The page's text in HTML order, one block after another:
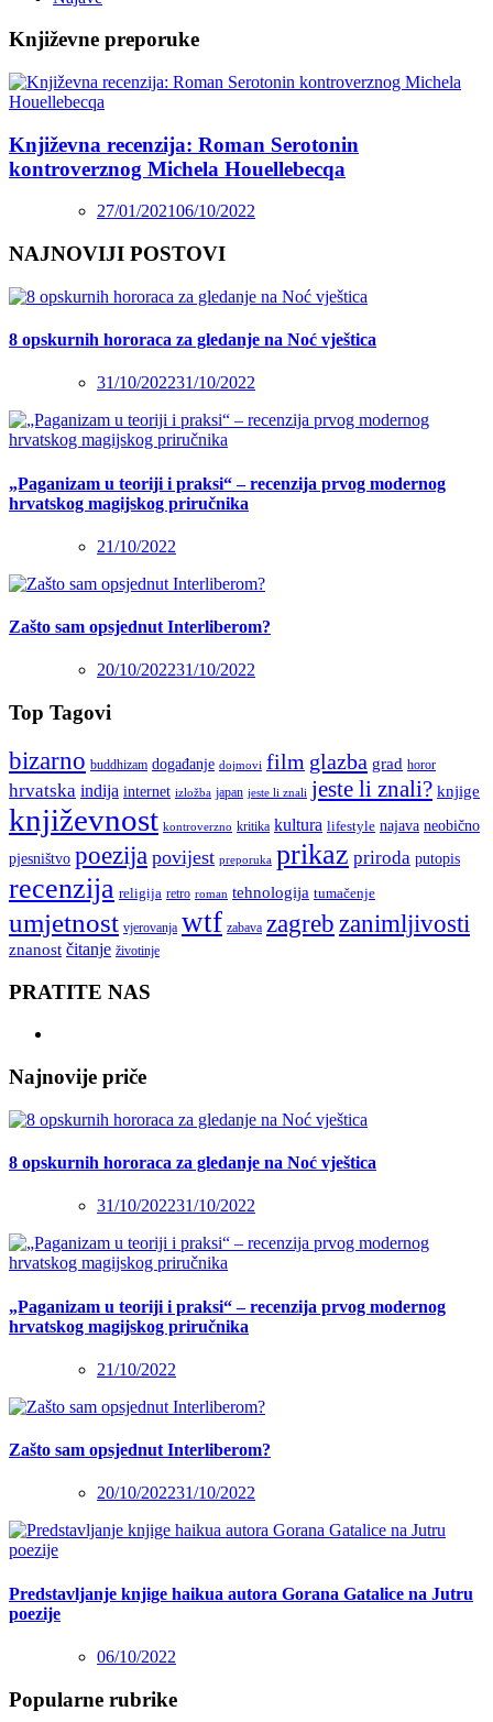
Književne preporuke
Književna recenzija: Roman Serotonin
kontroverznog Michela Houellebecqa
27/01/202106/10/2022
NAJNOVIJI POSTOVI
8 opskurnih hororaca za gledanje na Noć vještica
31/10/202231/10/2022
„Paganizam u teoriji i praksi“ – recenzija prvog modernog
hrvatskog magijskog priručnika
21/10/2022
Zašto sam opsjednut Interliberom?
20/10/202231/10/2022
Top Tagovi
bizarno buddhizam događanje dojmovi film glazba grad horor
hrvatska indija internet izložba japan jeste li znali jeste li znali? knjige
književnost kontroverzno kritika kultura lifestyle najava neobično
pjesništvo poezija povijest preporuka prikaz priroda putopis
recenzija religija retro roman tehnologija tumačenje
umjetnost vjerovanja wtf zabava zagreb zanimljivosti
znanost čitanje životinje
PRATITE NAS
Najnovije priče
8 opskurnih hororaca za gledanje na Noć vještica
31/10/202231/10/2022
„Paganizam u teoriji i praksi“ – recenzija prvog modernog
hrvatskog magijskog priručnika
21/10/2022
Zašto sam opsjednut Interliberom?
20/10/202231/10/2022
Predstavljanje knjige haikua autora Gorana Gatalice na Jutru
poezije
06/10/2022
Popularne rubrike